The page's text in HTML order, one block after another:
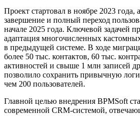
Проект стартовал в ноябре 2023 года,
завершение и полный переход
начале 2025 года. Ключевой задачей
адаптация многочисленных
в предыдущей системе. В ходе
более 50 тыс. контактов, 60 тыс.
активностей и свыше 1 млн записей
позволило сохранить привычную
чем 200 пользователей.
Главной целью внедрения BPMSoft
современной CRM-системой,